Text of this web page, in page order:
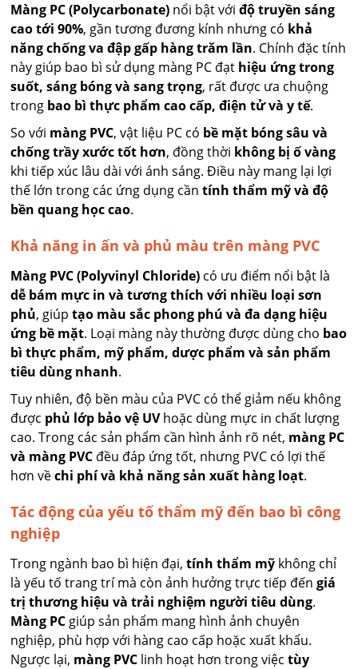
Màng PC (Polycarbonate) nổi bật vớiđộ truyền sáng
cao tới 90%, gần tương đương kính nhưng có khả
năng chống va đập gấp hàng trăm lần. Chính đặc tính
này giúp bao bì sử dụng màng PC đạt hiệu ứng trong
suốt, sáng bóng và sang trọng, rất được ưa chuộng
trong bao bì thực phẩm cao cấp, điện tử và y tế.
So với màng PVC, vật liệu PC có bề mặt bóng sâu và
chống trầy xước tốt hơn, đồng thời không bị ố vàng
khi tiếp xúc lâu dài với ánh sáng. Điều này mang lại lợi
thế lớn trong các ứng dụng cầntính thẩm mỹ và độ
bền quang học cao.
Khả năng in ấn và phủ màu trên màng PVC
Màng PVC (Polyvinyl Chloride) có ưu điểm nổi bật là
dễ bám mực in và tương thích với nhiều loại sơn
phủ, giúptạo màu sắc phong phú và đa dạng hiệu
ứng bề mặt. Loại màng này thường được dùng cho bao
bì thực phẩm, mỹ phẩm, dược phẩm và sản phẩm
tiêu dùng nhanh.
Tuy nhiên, độ bền màu của PVC có thể giảm nếu không
được phủ lớp bảo vệ UVhoặc dùng mực in chất lượng
cao. Trong các sản phẩm cần hình ảnh rõ nét, màng PC
và màng PVC đều đáp ứng tốt, nhưng PVC có lợi thế
hơn vềchi phí và khả năng sản xuất hàng loạt.
Tác động của yếu tố thẩm mỹ đến bao bì công
nghiệp
Trong ngành bao bì hiện đại,tính thẩm mỹ không chỉ
là yếu tố trang trí mà còn ảnh hưởng trực tiếp đếngiá
trị thương hiệu và trải nghiệm người tiêu dùng.
Màng PC giúp sản phẩm mang hình ảnh chuyên
nghiệp, phù hợp với hàng cao cấp hoặc xuất khẩu.
Ngược lại, màng PVC linh hoạt hơn trong việctùy